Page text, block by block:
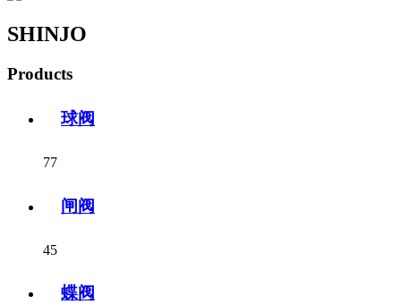
SHINJO
Products
球阀
77
闸阀
45
蝶阀